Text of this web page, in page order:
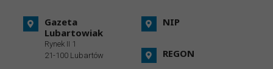
Gazeta
Lubartowiak
Rynek II 1
21-100 Lubartów
NIP
REGON